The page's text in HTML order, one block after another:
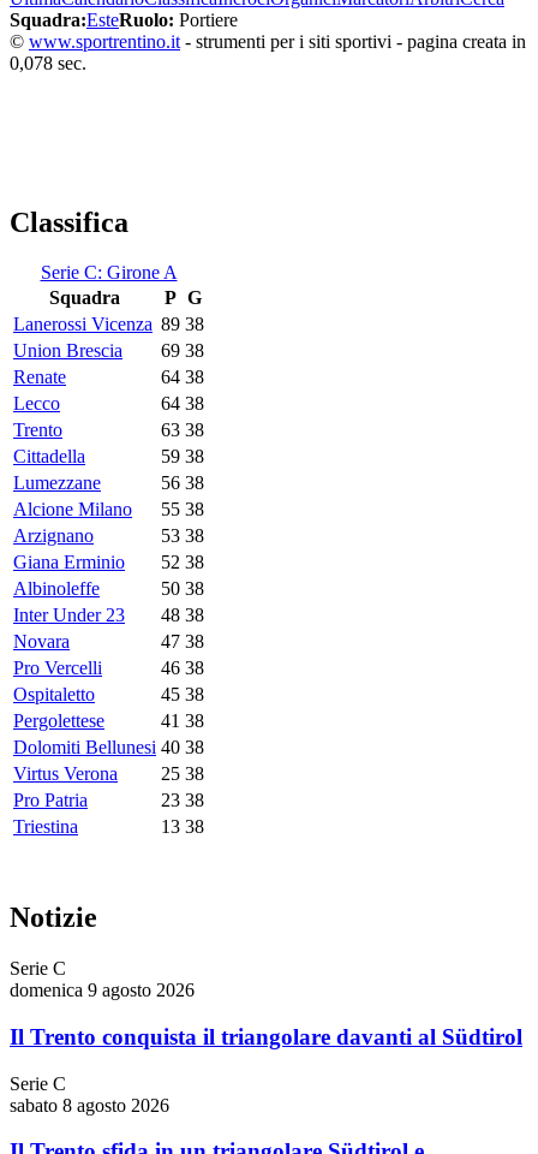
Squadra:EsteRuolo: Portiere
© www.sportrentino.it - strumenti per i siti sportivi - pagina creata in
0,078 sec.
Classifica
Serie C: Girone A
Squadra
P G
Lanerossi Vicenza 89 38
Union Brescia
69 38
Renate
64 38
Lecco
64 38
Trento
63 38
Cittadella
59 38
Lumezzane
56 38
Alcione Milano
55 38
Arzignano
53 38
Giana Erminio
52 38
Albinoleffe
50 38
Inter Under 23
48 38
Novara
47 38
Pro Vercelli
46 38
Ospitaletto
45 38
Pergolettese
41 38
Dolomiti Bellunesi 40 38
Virtus Verona
25 38
Pro Patria
23 38
Triestina
13 38
Notizie
Serie C
domenica 9 agosto 2026
Il Trento conquista il triangolare davanti al Südtirol
Serie C
sabato 8 agosto 2026